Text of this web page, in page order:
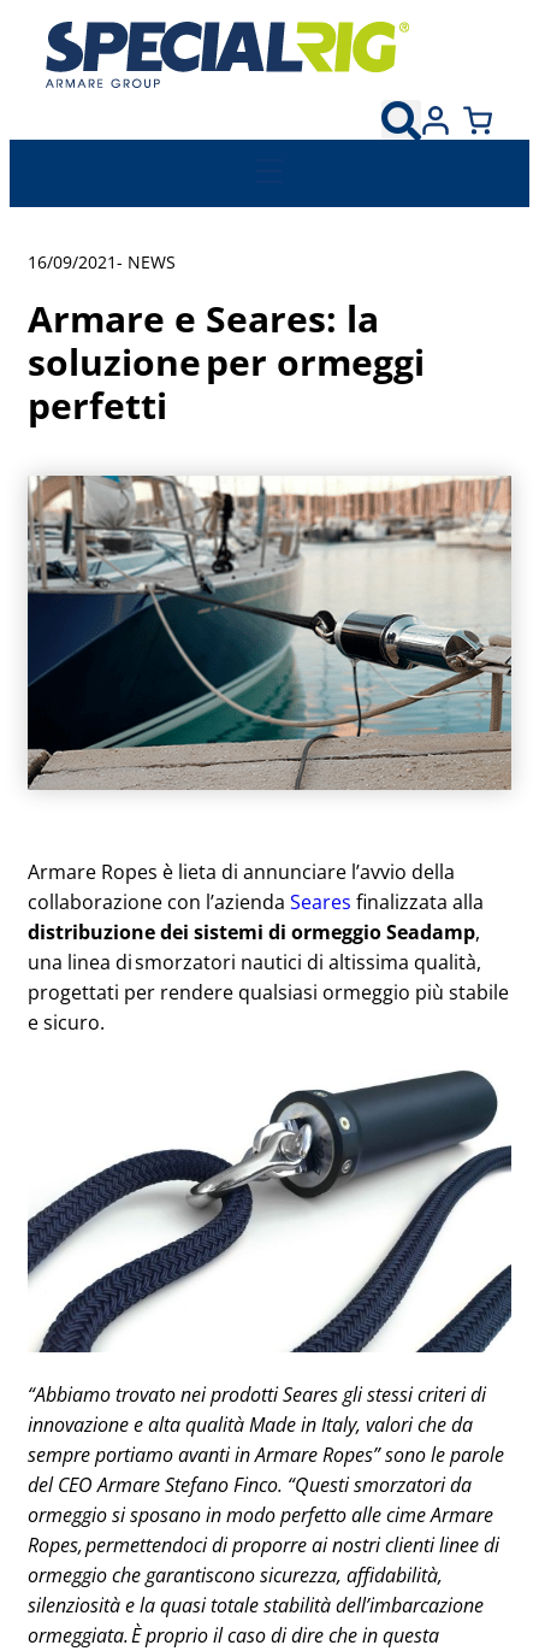
16/09/2021- NEWS
Armare e Seares: la
soluzione per ormeggi
perfetti
Armare Ropes è lieta di annunciare l’avvio della
collaborazione con l’azienda Seares finalizzata alla
distribuzione dei sistemi di ormeggio Seadamp,
una linea di smorzatori nautici di altissima qualità,
progettati per rendere qualsiasi ormeggio più stabile
e sicuro.
“Abbiamo trovato nei prodotti Seares gli stessi criteri di
innovazione e alta qualità Made in Italy, valori che da
sempre portiamo avanti in Armare Ropes” sono le parole
del CEO Armare Stefano Finco. “Questi smorzatori da
ormeggio si sposano in modo perfetto alle cime Armare
Ropes, permettendoci di proporre ai nostri clienti linee di
ormeggio che garantiscono sicurezza, affidabilità,
silenziosità e la quasi totale stabilità dell’imbarcazione
ormeggiata. È proprio il caso di dire che in questa